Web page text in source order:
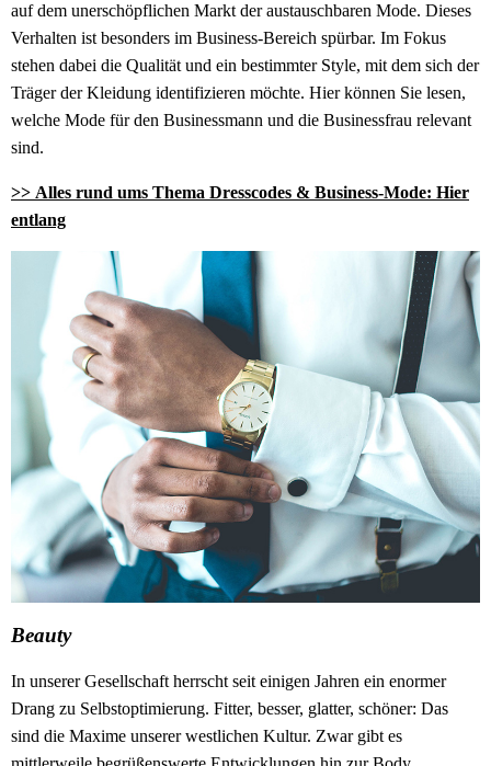
auf dem unerschöpflichen Markt der austauschbaren Mode. Dieses
Verhalten ist besonders im Business-Bereich spürbar. Im Fokus
stehen dabei die Qualität und ein bestimmter Style, mit dem sich der
Träger der Kleidung identifizieren möchte. Hier können Sie lesen,
welche Mode für den Businessmann und die Businessfrau relevant
sind.
>> Alles rund ums Thema Dresscodes & Business-Mode: Hier
entlang
Beauty
In unserer Gesellschaft herrscht seit einigen Jahren ein enormer
Drang zu Selbstoptimierung. Fitter, besser, glatter, schöner: Das
sind die Maxime unserer westlichen Kultur. Zwar gibt es